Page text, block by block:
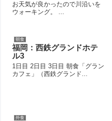
お天気が良かったので川沿いを
ウォーキング。 ...
朝食
福岡：西鉄グランドホテ
ル3
1日目 2日目 3日目 朝食「グラン
カフェ」（西鉄グランド...
外食